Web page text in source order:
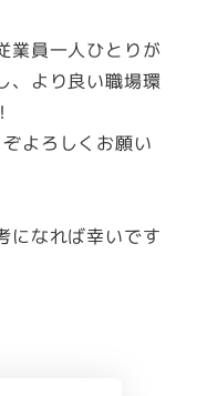
業員一人ひとりが
、より良い職場環
よろしくお願い
になれば幸いです